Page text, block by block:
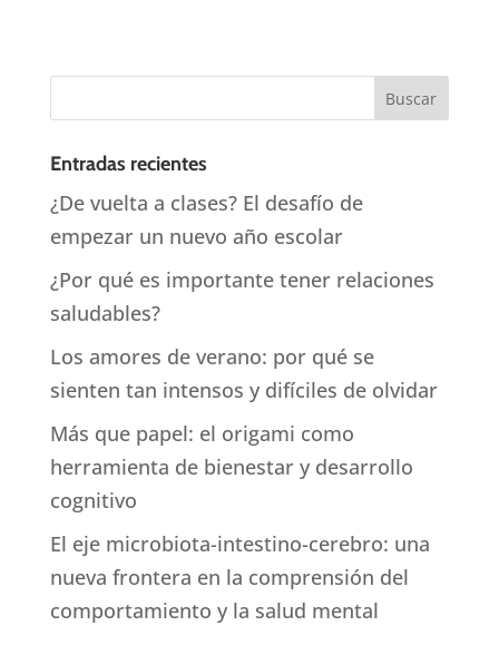
Entradas recientes
¿De vuelta a clases? El desafío de
empezar un nuevo año escolar
¿Por qué es importante tener relaciones
saludables?
Los amores de verano: por qué se
sienten tan intensos y difíciles de olvidar
Más que papel: el origami como
herramienta de bienestar y desarrollo
cognitivo
El eje microbiota-intestino-cerebro: una
nueva frontera en la comprensión del
comportamiento y la salud mental